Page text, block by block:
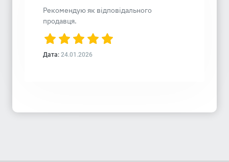
Рекомендую як відповідального
продавця.
Дата: 24.01.2026